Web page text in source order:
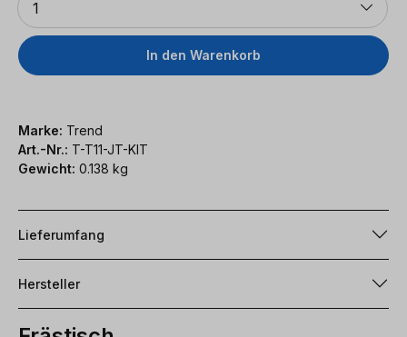
1
In den Warenkorb
Marke: Trend
Art.-Nr.: T-T11-JT-KIT
Gewicht: 0.138 kg
Lieferumfang
Hersteller